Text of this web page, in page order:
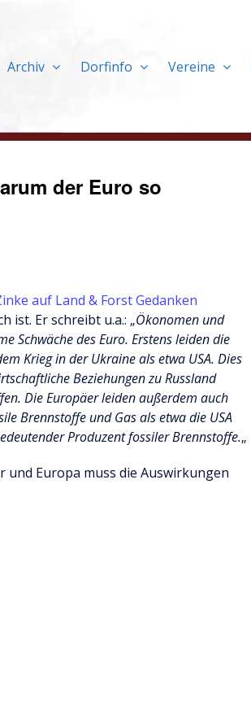
Archiv Dorfinfo Vereine
der Euro so
auf Land & Forst Gedanken
ist. Er schreibt u.a.: „Ökonomen und
Schwäche des Euro. Erstens leiden die
Krieg in der Ukraine als etwa USA. Dies
Beziehungen zu Russland
Die Europäer leiden außerdem auch
Brennstoffe und Gas als etwa die USA
Produzent fossiler Brennstoffe.„
und Europa muss die Auswirkungen